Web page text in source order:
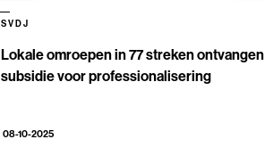
Lokale omroepen in 77 streken ontvangen
subsidie voor professionalisering
SVDJ
08-10-2025